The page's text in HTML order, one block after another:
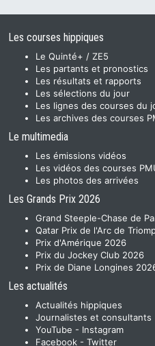
Les courses hippiques
Le Quinté+ / ZE5
Les partants et pronostics
Les résultats et rapports
Les sélections du jour
Les lignes des courses du
Les archives des courses
Le multimedia
Les émissions vidéos
Les vidéos des courses
Les photos des arrivées
Les Grands Prix 2026
Grand Steeple-Chase de
Qatar Prix de l'Arc de
Prix d'Amérique 2026
Prix du Jockey Club 2026
Prix de Diane Longines
Les actualités
Actualités hippiques
Journalistes et consultants
YouTube - Instagram
Facebook - Twitter